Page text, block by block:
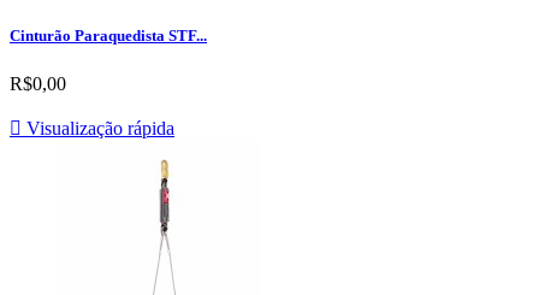
Cinturão Paraquedista STF...
R$0,00
 Visualização rápida